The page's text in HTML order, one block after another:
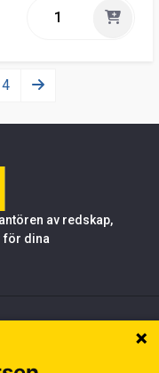
4
av redskap,
för dina